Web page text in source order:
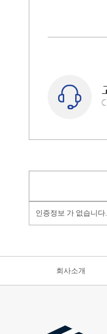
인증정보 가 없습니다.
회사소개